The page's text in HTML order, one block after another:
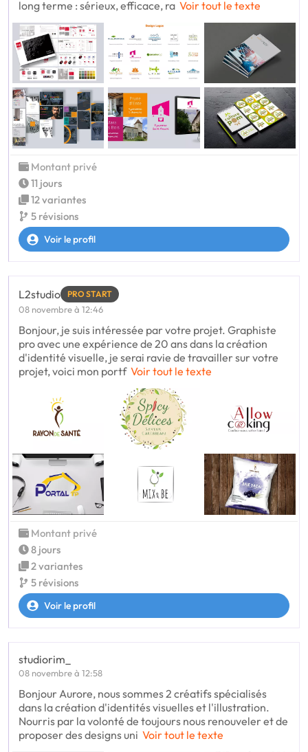
long terme : sérieux, efficace, ra Voir tout le texte
Montant privé
11 jours
12 variantes
5 révisions
Voir le profil
L2studio PRO START
08 novembre à 12:46
Bonjour, je suis intéressée par votre projet. Graphiste
pro avec une expérience de 20 ans dans la création
d'identité visuelle, je serai ravie de travailler sur votre
projet, voici mon portf Voir tout le texte
Montant privé
8 jours
2 variantes
5 révisions
Voir le profil
studiorim_
08 novembre à 12:58
Bonjour Aurore, nous sommes 2 créatifs spécialisés
dans la création d'identités visuelles et l'illustration.
Nourris par la volonté de toujours nous renouveler et de
proposer des designs uni Voir tout le texte